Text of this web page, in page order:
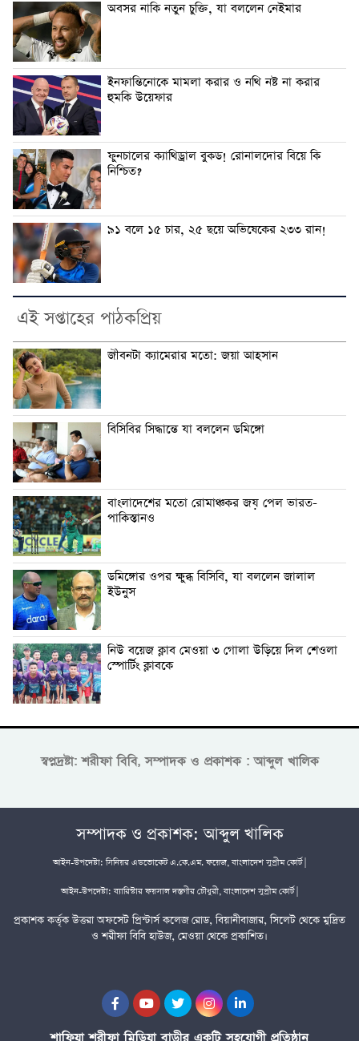
অবসর নাকি নতুন চুক্তি, যা বললেন নেইমার
ইনফান্তিনোকে মামলা করার ও নথি নষ্ট না করার
হুমকি উয়েফার
ফুনচালের ক্যাথিড্রাল বুকড! রোনালদোর বিয়ে কি
নিশ্চিত?
৯১ বলে ১৫ চার, ২৫ ছয়ে অভিষেকের ২৩৩ রান!
এই সপ্তাহের পাঠকপ্রিয়
জীবনটা ক্যামেরার মতো: জয়া আহসান
বিসিবির সিদ্ধান্তে যা বললেন ডমিঙ্গো
বাংলাদেশের মতো রোমাঞ্চকর জয় পেল ভারত-
পাকিস্তানও
ডমিঙ্গোর ওপর ক্ষুব্ধ বিসিবি, যা বললেন জালাল
ইউনুস
নিউ বয়েজ ক্লাব মেওয়া ৩ গোলা উড়িয়ে দিল শেওলা
স্পোর্টিং ক্লাবকে
স্বপ্নদ্রষ্টা: শরীফা বিবি, সম্পাদক ও প্রকাশক : আব্দুল খালিক
সম্পাদক ও প্রকাশক: আব্দুল খালিক
আইন-উপদেষ্টা: সিনিয়র এডভোকেট এ.কে.এম. ফয়েজ, বাংলাদেশ সুপ্রীম কোর্ট |
আইন-উপদেষ্টা: ব্যারিস্টার ফয়সাল দস্তগীর চৌধুরী, বাংলাদেশ সুপ্রীম কোর্ট |
প্রকাশক কর্তৃক উত্তরা অফসেট প্রিন্টার্স কলেজ রোড, বিয়ানীবাজার, সিলেট থেকে মুদ্রিত
ও শরীফা বিবি হাউজ, মেওয়া থেকে প্রকাশিত।